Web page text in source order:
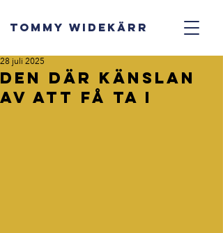
TOMMY WIDEKÄRR
Den där känslan
av att få ta i
28 juli 2025